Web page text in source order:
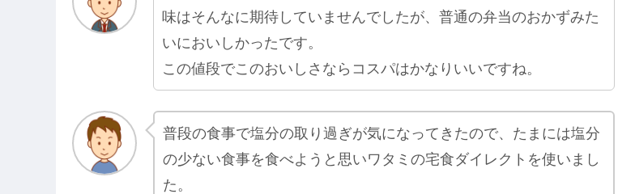
味はそんなに期待していませんでしたが、普通の弁当のおかずみた
いにおいしかったです。
この値段でこのおいしさならコスパはかなりいいですね。
普段の食事で塩分の取り過ぎが気になってきたので、たまには塩分
の少ない食事を食べようと思いワタミの宅食ダイレクトを使いまし
た。